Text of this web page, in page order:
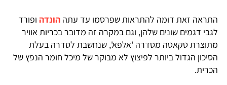
התראה זאת דומה להתראות שפרסמו עד עתה הונדה ופורד
לגבי דגמים שונים שלהן, וגם במקרה זה מדובר בכריות אוויר
מתוצרת טקאטה מסדרה 'אלפא', שנחשבת לסדרה בעלת
הסיכון הגדול ביותר לפיצוץ לא מבוקר של מיכל חומר הנפץ של
הכרית.